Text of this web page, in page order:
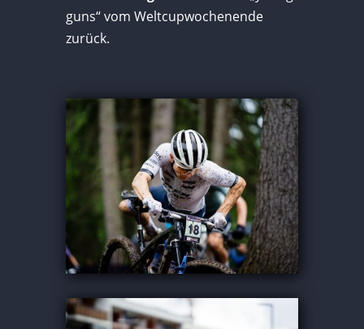
guns“ vom Weltcupwochenende
zurück.